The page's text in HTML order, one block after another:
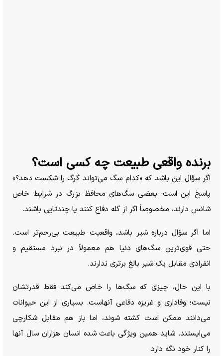
برنده واقعی طبیعت چه کسی است؟
اگر سؤال این باشد که «کدام سگ می‌تواند گرگ را شکست دهد؟»
پاسخ این است: بعضی سگ‌های محافظ بزرگ در شرایط خاص
شانس دارند، مخصوصاً اگر از گله دفاع کنند یا چندتایی باشند.
اما اگر سؤال درباره شیر باشد، واقعیت طبیعت بی‌رحم‌تر است.
حتی قوی‌ترین سگ‌های دنیا هم معمولاً در نبرد مستقیم و
انفرادی مقابل یک شیر بالغ برتری ندارند.
با این حال، چیزی که سگ‌ها را خاص می‌کند فقط قدرتشان
نیست؛ وفاداری و غریزه دفاعی آنهاست. بسیاری از این حیوانات
می‌دانند ممکن است کشته شوند، اما باز هم مقابل شکارچی
می‌ایستند. شاید همین ویژگی باعث شده انسان هزاران سال آنها
را کنار خود نگه دارد.